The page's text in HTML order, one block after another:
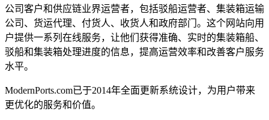
公司客户和供应链业界运营者，包括驳船运营者、集装箱运输
公司、货运代理、付货人、收货人和政府部门。这个网站向用
户提供一系列在线服务，让他们获得准确、实时的集装箱船、
驳船和集装箱处理进度的信息，提高运营效率和改善客户服务
水平。
ModernPorts.com已于2014年全面更新系统设计，为用户带来
更优化的服务和价值。